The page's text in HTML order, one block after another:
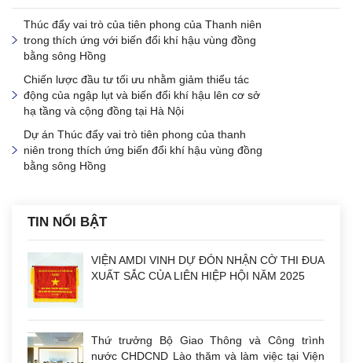
Thúc đẩy vai trò của tiên phong của Thanh niên
trong thích ứng với biến đổi khí hậu vùng đồng
bằng sông Hồng
Chiến lược đầu tư tối ưu nhằm giảm thiểu tác
động của ngập lụt và biến đổi khí hậu lên cơ sở
hạ tầng và cộng đồng tại Hà Nội
Dự án Thúc đẩy vai trò tiên phong của thanh
niên trong thích ứng biến đổi khí hậu vùng đồng
bằng sông Hồng
TIN NỔI BẬT
VIỆN AMDI VINH DỰ ĐÓN NHẬN CỜ THI ĐUA
XUẤT SẮC CỦA LIÊN HIỆP HỘI NĂM 2025
Thứ trưởng Bộ Giao Thông và Công trình
nước CHDCND Lào thăm và làm việc tại Viện